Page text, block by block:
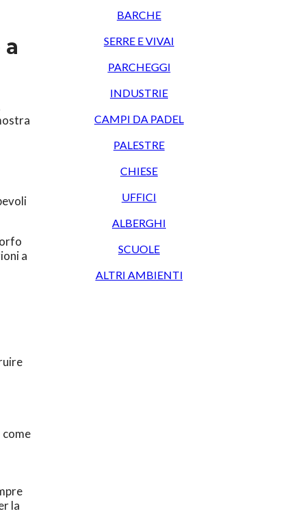
a
come
la
BARCHE
SERRE E VIVAI
PARCHEGGI
INDUSTRIE
CAMPI DA PADEL
PALESTRE
CHIESE
UFFICI
ALBERGHI
SCUOLE
ALTRI AMBIENTI